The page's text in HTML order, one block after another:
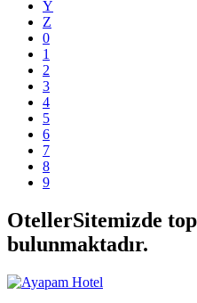
Y
Z
0
1
2
3
4
5
6
7
8
9
OtellerSitemizde
bulunmaktadır.